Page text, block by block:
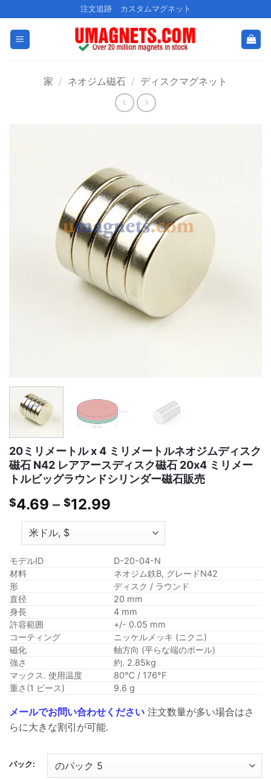
ン
注文追跡 カスタムマグネット
家 / ネオジム磁石 / ディスクマグネット
20ミリメートル x 4 ミリメートルネオジムディスク
磁石 N42 レアアースディスク磁石 20x4 ミリメー
トルビッグラウンドシリンダー磁石販売
$4.69 – $12.99
格
$4.69
を
通
し
て
$12.99
モデルID
D-20-04-N
材料
ネオジム鉄B, グレードN42
形
ディスク / ラウンド
直径
20 mm
身長
4 mm
許容範囲
+/- 0.05 mm
コーティング
ニッケルメッキ (ニクニ)
磁化
軸方向 (平らな端のポール)
強さ
約. 2.85kg
マックス. 使用温度
80℃ / 176°F
重さ(1 ピース)
9.6 g
メールでお問い合わせください 注文数量が多い場合はさ
らに大きな割引が可能.
パック: